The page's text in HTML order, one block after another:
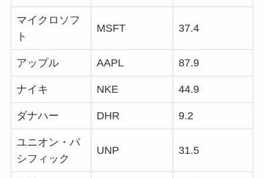
マイクロソフ
ト
MSFT 37.4
アップル AAPL 87.9
ナイキ NKE 44.9
ダナハー DHR 9.2
ユニオン・パ
シフィック
UNP 31.5